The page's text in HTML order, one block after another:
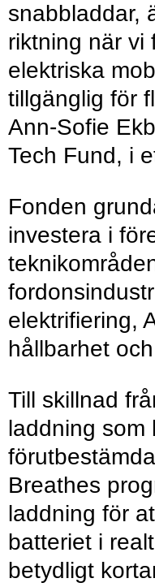
snabbladdar,
riktning när vi
elektriska
tillgänglig för
Ann-Sofie
Tech Fund, i
Fonden
investera i
elektrifiering,
hållbarhet
Till skillnad
laddning som
Breathes
laddning för
batteriet i
betydligt